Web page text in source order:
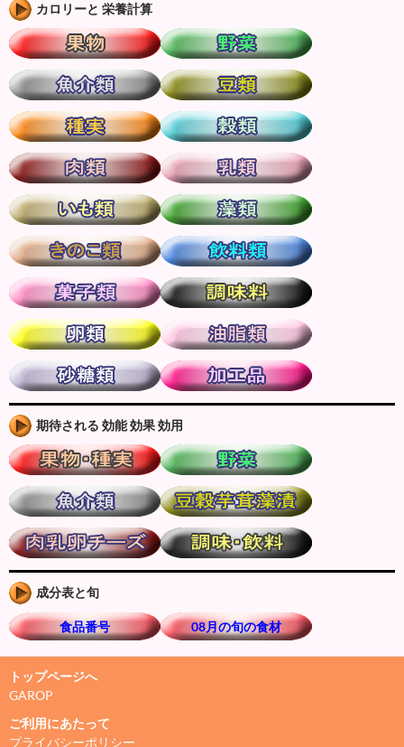
カロリーと 栄養計算
期待される 効能 効果 効用
成分表と旬
食品番号 08月の旬の食材
トップページへ
GAROP
ご利用にあたって
プライバシーポリシー